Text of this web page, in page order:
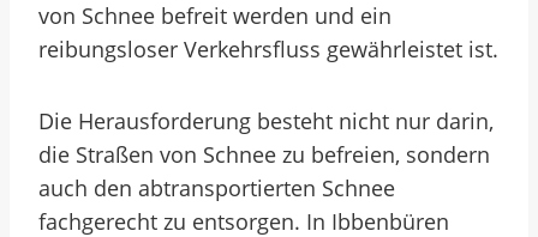
von Schnee befreit werden und ein
reibungsloser Verkehrsfluss gewährleistet ist.
Die Herausforderung besteht nicht nur darin,
die Straßen von Schnee zu befreien, sondern
auch den abtransportierten Schnee
fachgerecht zu entsorgen. In Ibbenbüren